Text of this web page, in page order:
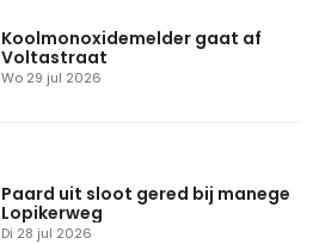
Wo 29 jul 2026
Koolmonoxidemelder gaat af
Voltastraat
Di 28 jul 2026
Paard uit sloot gered bij manege
Lopikerweg